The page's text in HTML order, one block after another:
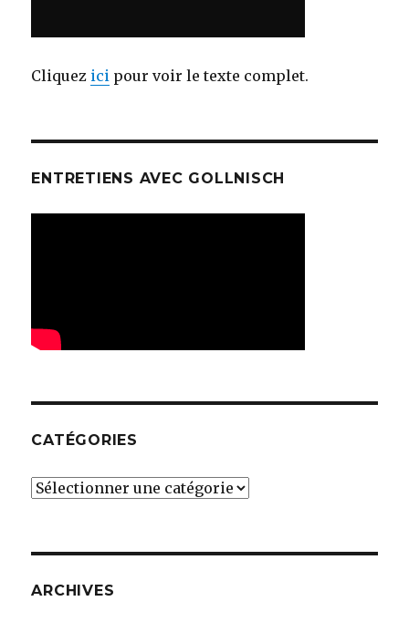
Cliquez ici pour voir le texte complet.
ENTRETIENS AVEC GOLLNISCH
CATÉGORIES
Catégories
ARCHIVES